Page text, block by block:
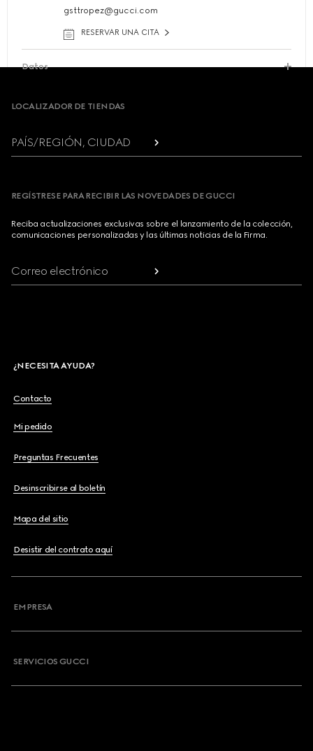
gsttropez@gucci.com
RESERVAR UNA CITA
Datos
Footer
LOCALIZADOR DE TIENDAS
PAÍS/REGIÓN, CIUDAD
REGÍSTRESE PARA RECIBIR LAS NOVEDADES DE GUCCI
Reciba actualizaciones exclusivas sobre el lanzamiento de la colección,
comunicaciones personalizadas y las últimas noticias de la Firma.
Correo electrónico
¿NECESITA AYUDA?
Contacto
Mi pedido
Preguntas Frecuentes
Desinscribirse al boletín
Mapa del sitio
Desistir del contrato aquí
EMPRESA
SERVICIOS GUCCI